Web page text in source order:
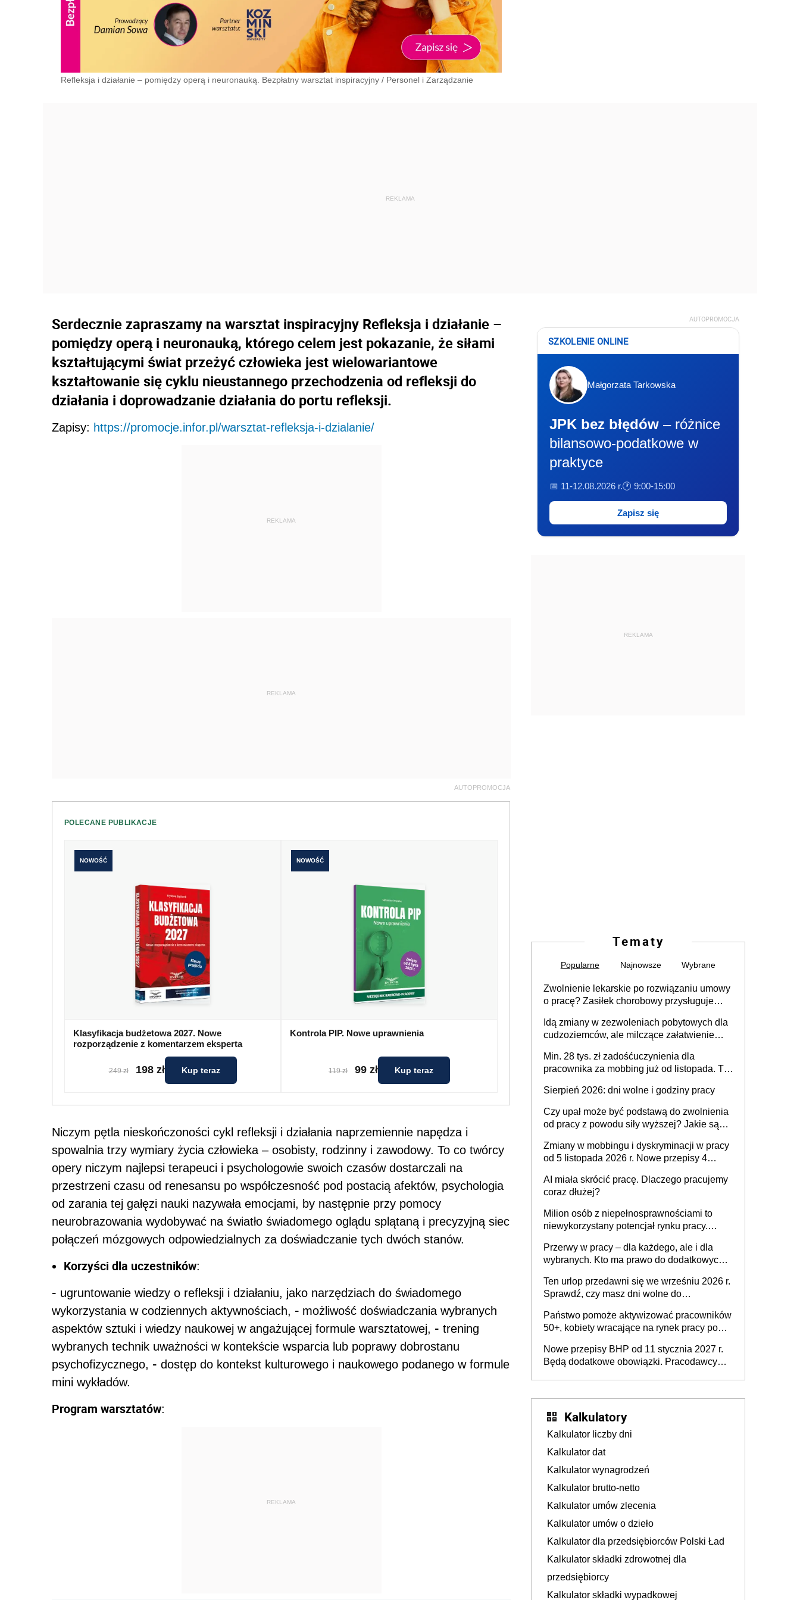
Refleksja i działanie – pomiędzy operą i neuronauką. Bezpłatny warsztat inspiracyjny / Personel i Zarządzanie
Serdecznie zapraszamy na warsztat inspiracyjny Refleksja i działanie –
pomiędzy operą i neuronauką, którego celem jest pokazanie, że siłami
kształtującymi świat przeżyć człowieka jest wielowariantowe
kształtowanie się cyklu nieustannego przechodzenia od refleksji do
działania i doprowadzanie działania do portu refleksji.
Zapisy: https://promocje.infor.pl/warsztat-refleksja-i-dzialanie/
REKLAMA
REKLAMA
AUTOPROMOCJA
POLECANE PUBLIKACJE
NOWOŚĆ
Klasyfikacja budżetowa 2027. Nowe
rozporządzenie z komentarzem eksperta
249 zł 198 zł Kup teraz
NOWOŚĆ
Kontrola PIP. Nowe uprawnienia
119 zł 99 zł Kup teraz
Niczym pętla nieskończoności cykl refleksji i działania naprzemiennie napędza i
spowalnia trzy wymiary życia człowieka – osobisty, rodzinny i zawodowy. To co twórcy
opery niczym najlepsi terapeuci i psychologowie swoich czasów dostarczali na
przestrzeni czasu od renesansu po współczesność pod postacią afektów, psychologia
od zarania tej gałęzi nauki nazywała emocjami, by następnie przy pomocy
neurobrazowania wydobywać na światło świadomego oglądu splątaną i precyzyjną siec
połączeń mózgowych odpowiedzialnych za doświadczanie tych dwóch stanów.
Korzyści dla uczestników:
- ugruntowanie wiedzy o refleksji i działaniu, jako narzędziach do świadomego
wykorzystania w codziennych aktywnościach, - możliwość doświadczania wybranych
aspektów sztuki i wiedzy naukowej w angażującej formule warsztatowej, - trening
wybranych technik uważności w kontekście wsparcia lub poprawy dobrostanu
psychofizycznego, - dostęp do kontekst kulturowego i naukowego podanego w formule
mini wykładów.
Program warsztatów:
REKLAMA
AUTOPROMOCJA
SZKOLENIE ONLINE
Małgorzata Tarkowska
JPK bez błędów – różnice
bilansowo-podatkowe w
praktyce
📅 11-12.08.2026 r.🕐 9:00-15:00
Zapisz się
REKLAMA
Tematy
Popularne Najnowsze Wybrane
Zwolnienie lekarskie po rozwiązaniu umowy
o pracę? Zasiłek chorobowy przysługuje
dni od ustania stosunku pracy
Idą zmiany w zezwoleniach pobytowych dla
cudzoziemców, ale milczące załatwienie
Min. 28 tys. zł zadośćuczynienia dla
pracownika za mobbing już od listopada. To
zespołu
Sierpień 2026: dni wolne i godziny pracy
Czy upał może być podstawą do zwolnienia
od pracy z powodu siły wyższej? Jakie są
Zmiany w mobbingu i dyskryminacji w pracy
od 5 listopada 2026 r. Nowe przepisy 4
Ustaw
AI miała skrócić pracę. Dlaczego pracujemy
coraz dłużej?
Milion osób z niepełnosprawnościami to
niewykorzystany potencjał rynku pracy.
dofinansowań czy refundacji, ale bariery po
stronie systemu i świadomości
pracodawców [WYWIAD]
Przerwy w pracy – dla każdego, ale i dla
wybranych. Kto ma prawo do dodatkowych
Ten urlop przedawni się we wrześniu 2026 r.
Sprawdź, czy masz dni wolne do
Państwo pomoże aktywizować pracowników
50+, kobiety wracające na rynek pracy po
osoby neuroatypowe. Powstanie Fundusz
na rzecz Inkluzywności w Zatrudnianiu?
Nowe przepisy BHP od 11 stycznia 2027 r.
Będą dodatkowe obowiązki. Pracodawcy
Kalkulatory
Kalkulator liczby dni
Kalkulator dat
Kalkulator wynagrodzeń
Kalkulator brutto-netto
Kalkulator umów zlecenia
Kalkulator umów o dzieło
Kalkulator dla przedsiębiorców Polski Ład
Kalkulator składki zdrowotnej dla
przedsiębiorcy
Kalkulator składki wypadkowej